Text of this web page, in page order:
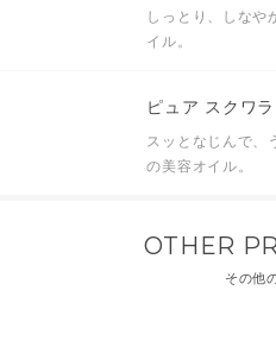
しっとり、しなや
イル。
ピュア スクワ
スッとなじんで、
の美容オイル。
OTHER
その他